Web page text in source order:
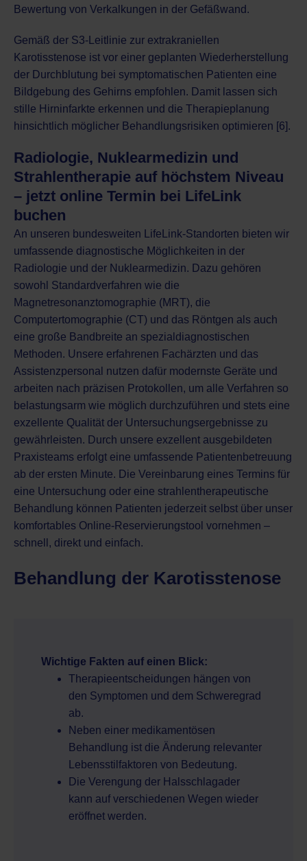
Bewertung von Verkalkungen in der Gefäßwand.
Gemäß der S3-Leitlinie zur extrakraniellen
Karotisstenose ist vor einer geplanten Wiederherstellung
der Durchblutung bei symptomatischen Patienten eine
Bildgebung des Gehirns empfohlen. Damit lassen sich
stille Hirninfarkte erkennen und die Therapieplanung
hinsichtlich möglicher Behandlungsrisiken optimieren [6].
Radiologie, Nuklearmedizin und
Strahlentherapie auf höchstem Niveau
– jetzt online Termin bei LifeLink
buchen
An unseren bundesweiten LifeLink-Standorten bieten wir
umfassende diagnostische Möglichkeiten in der
Radiologie und der Nuklearmedizin. Dazu gehören
sowohl Standardverfahren wie die
Magnetresonanztomographie (MRT), die
Computertomographie (CT) und das Röntgen als auch
eine große Bandbreite an spezialdiagnostischen
Methoden. Unsere erfahrenen Fachärzten und das
Assistenzpersonal nutzen dafür modernste Geräte und
arbeiten nach präzisen Protokollen, um alle Verfahren so
belastungsarm wie möglich durchzuführen und stets eine
exzellente Qualität der Untersuchungsergebnisse zu
gewährleisten. Durch unsere exzellent ausgebildeten
Praxisteams erfolgt eine umfassende Patientenbetreuung
ab der ersten Minute. Die Vereinbarung eines Termins für
eine Untersuchung oder eine strahlentherapeutische
Behandlung können Patienten jederzeit selbst über unser
komfortables Online-Reservierungstool vornehmen –
schnell, direkt und einfach.
Behandlung der Karotisstenose
Wichtige Fakten auf einen Blick:
Therapieentscheidungen hängen von
den Symptomen und dem Schweregrad
ab.
Neben einer medikamentösen
Behandlung ist die Änderung relevanter
Lebensstilfaktoren von Bedeutung.
Die Verengung der Halsschlagader
kann auf verschiedenen Wegen wieder
eröffnet werden.